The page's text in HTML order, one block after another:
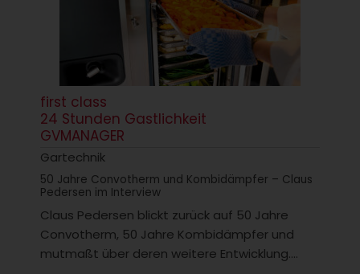
first class
24 Stunden Gastlichkeit
GVMANAGER
Gartechnik
50 Jahre Convotherm und Kombidämpfer – Claus
Pedersen im Interview
Claus Pedersen blickt zurück auf 50 Jahre
Convotherm, 50 Jahre Kombidämpfer und
mutmaßt über deren weitere Entwicklung....